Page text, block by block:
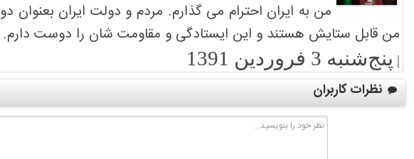
من به ایران احترام می گذارم. مردم و دولت ایران
من قابل ستایش هستند و این ایستادگی و مقاومت شان را دوست دارم.
پنج‌شنبه 3 فروردین 1391
نظرات کاربران